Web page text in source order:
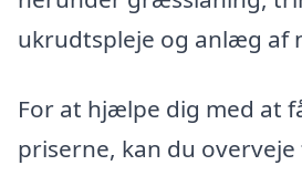
ukrudtspleje og anlæg af
For at hjælpe dig med at
priserne, kan du